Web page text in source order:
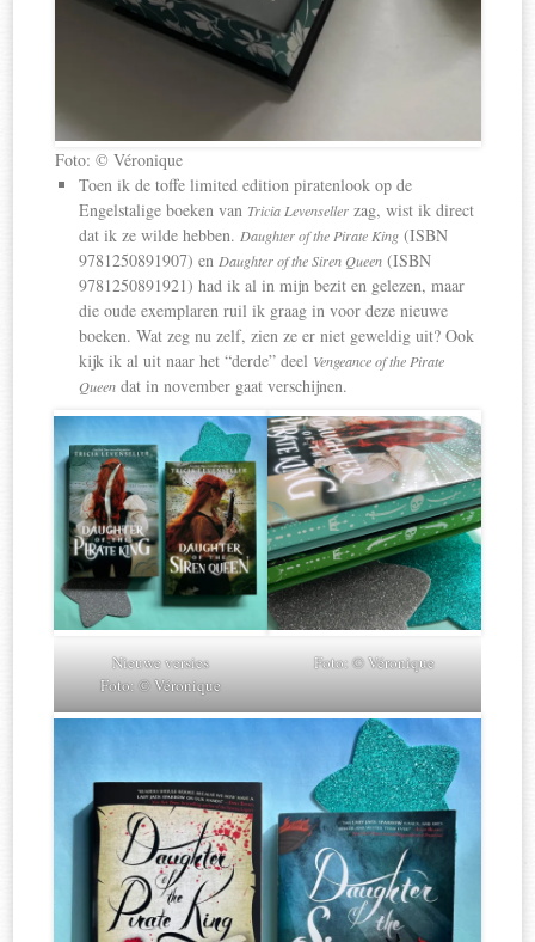
Foto: © Véronique
Toen ik de toffe limited edition piratenlook op de
Engelstalige boeken van Tricia Levenseller zag, wist ik direct
dat ik ze wilde hebben. Daughter of the Pirate King (ISBN
9781250891907) en Daughter of the Siren Queen (ISBN
9781250891921) had ik al in mijn bezit en gelezen, maar
die oude exemplaren ruil ik graag in voor deze nieuwe
boeken. Wat zeg nu zelf, zien ze er niet geweldig uit? Ook
kijk ik al uit naar het “derde” deel Vengeance of the Pirate
Queen dat in november gaat verschijnen.
Nieuwe versies
Foto: © Véronique
Foto: © Véronique